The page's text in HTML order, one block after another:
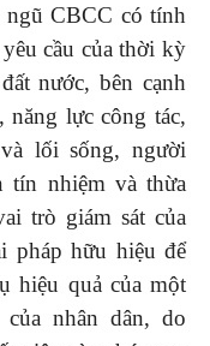
CBCC có tính
cầu của thời kỳ
nước, bên cạnh
lực công tác,
lối sống, người
tín nhiệm và thừa
trò giám sát của
pháp hữu hiệu để
hiệu quả của một
nhân dân, do